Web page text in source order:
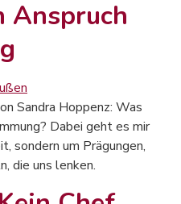
Anspruch
Sandra Hoppenz: Was
Dabei geht es mir
sondern um Prägungen,
die uns lenken.